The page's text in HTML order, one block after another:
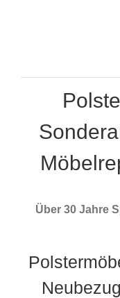
Über 30 Jahre